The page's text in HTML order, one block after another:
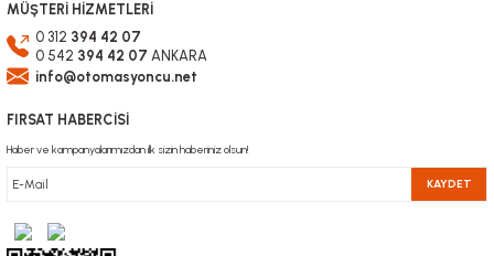
ER11 Pens mm
MÜŞTERİ HİZMETLERİ
0 312 394 42 07
0 542 394 42 07 ANKARA
info@otomasyoncu.net
FIRSAT HABERCİSİ
Haber ve kampanyalarımızdan ilk sizin haberiniz olsun!
KAYDET